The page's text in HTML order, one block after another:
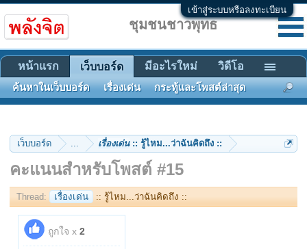
เข้าสู่ระบบหรือลงทะเบียน
เว็บบอร์ด ... เรื่องเด่น:: รู้ไหม...ว่าฉันคิดถึง ::
คะแนนสำหรับโพสต์ #15
Thread: เรื่องเด่น :: รู้ไหม...ว่าฉันคิดถึง ::
ถูกใจ x 2
ชุมชนชาวพุทธ
หน้าแรก เว็บบอร์ด
ค้นหาในเว็บบอร์ด เรื่องเด่น กระทู้และโพสต์ล่าสุด
มีอะไรใหม่ วิดีโอ